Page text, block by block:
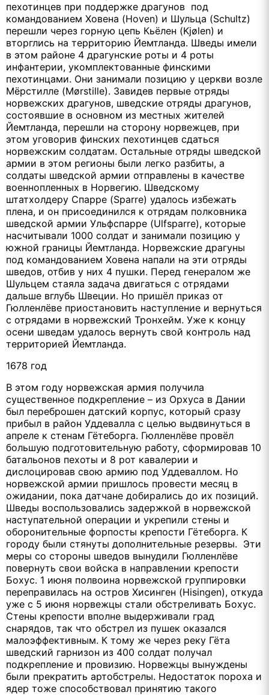
пехотинцев при поддержке драгунов под
командованием Ховена (Hoven) и Шульца (Schultz)
перешли через горную цепь Кьёлен (Kjølen) и
вторглись на территорию Йемтланда. Шведы имели
в этом районе 4 драгунские роты и 4 роты
инфантерии, укомплектованные финскими
пехотинцами. Они занимали позицию у церкви возле
Мёрстилле (Mørstille). Завидев первые отряды
норвежских драгунов, шведские отряды драгунов,
состоявшие в основном из местных жителей
Йемтланда, перешли на сторону норвежцев, при
этом уговорив финских пехотинцев сдаться
норвежским солдатам. Остальные отряды шведской
армии в этом регионы были легко разбиты, а
солдаты шведской армии отправлены в качестве
военнопленных в Норвегию. Шведскому
штатхолдеру Спарре (Sparre) удалось избежать
плена, и он присоединился к отрядам полковника
шведской армии Ульфспарре (Ulfsparre), которые
насчитывали 1000 солдат и занимали позицию у
южной границы Йемтланда. Норвежские драгуны
под командованием Ховена напали на эти отряды
шведов, отбив у них 4 пушки. Перед генералом же
Шульцем стаяла задача двигаться с отрядами
дальше вглубь Швеции. Но пришёл приказ от
Гюлленлёве приостановить наступление и вернуться
с отрядами в норвежский Тронхейм. Уже к концу
осени шведам удалось вернуть свой контроль над
территорией Йемтланда.
1678 год
В этом году норвежская армия получила
существенное подкрепление – из Орхуса в Дании
был переброшен датский корпус, который сразу
прибыл в район Уддевалла с целью выдвинуться в
апреле к стенам Гётеборга. Гюлленлёве провёл
большую подготовительную работу, сформировав 10
батальонов пехоты и 8 рот кавалерии и
дислоцировав свою армию под Уддеваллом. Но
норвежской армии пришлось провести месяц в
ожидании, пока датчане добирались до их позиций.
Шведы воспользовались задержкой в норвежской
наступательной операции и укрепили стены и
оборонительные форпосты крепости Гётеборга. К
городу были стянуты дополнительные резервы. Эти
меры со стороны шведов вынудили Гюлленлёве
повернуть свои войска в направлении крепости
Бохус. 1 июня полвоина норвежской группировки
переправилась на остров Хисинген (Hisingen), откуда
уже с 5 июня норвежцы стали обстреливать Бохус.
Стены крепости вполне выдерживали град
снарядов, так что обстрел из пушек оказался
малоэффективным. К тому же через реку Гёта
шведский гарнизон из 400 солдат получал
подкрепление и провизию. Норвежцы вынуждены
были прекратить артобстрелы. Недостаток пороха и
ядер тоже способствовал принятию такого